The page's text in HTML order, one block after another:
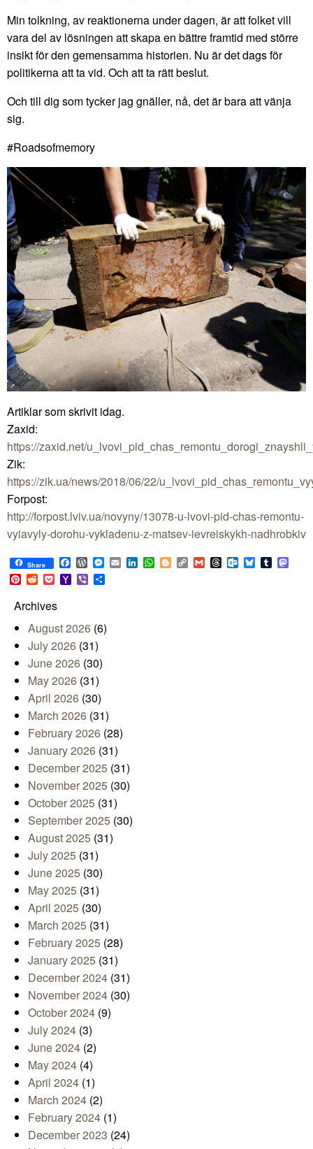
Min tolkning, av reaktionerna under dagen, är att folket vill
vara del av lösningen att skapa en bättre framtid med större
insikt för den gemensamma historien. Nu är det dags för
politikerna att ta vid. Och att ta rätt beslut.
Och till dig som tycker jag gnäller, nå, det är bara att vänja
sig.
#Roadsofmemory
Artiklar som skrivit idag.
Zaxid:
https://zaxid.net/
Zik:
https://zik.ua/news/2018/06/22/
Forpost:
http://forpost.lviv.ua/novyny/13078-u-lvovi-pid-chas-remontu-
vyiavyly-dorohu-vykladenu-z-matsev-ievreiskykh-nadhrobkiv
Share Facebook
WordPress
Messenger
EmailLinkedIn
WhatsApp
BloggerCopy
Link
GmailThreadsOutlook.com
BlueskyTumblr
Pinterest
RedditPocketYahoo
Mail
Viber
Archives
August 2026 (6)
July 2026 (31)
June 2026 (30)
May 2026 (31)
April 2026 (30)
March 2026 (31)
February 2026 (28)
January 2026 (31)
December 2025 (31)
November 2025 (30)
October 2025 (31)
September 2025 (30)
August 2025 (31)
July 2025 (31)
June 2025 (30)
May 2025 (31)
April 2025 (30)
March 2025 (31)
February 2025 (28)
January 2025 (31)
December 2024 (31)
November 2024 (30)
October 2024 (9)
July 2024 (3)
June 2024 (2)
May 2024 (4)
April 2024 (1)
March 2024 (2)
February 2024 (1)
December 2023 (24)